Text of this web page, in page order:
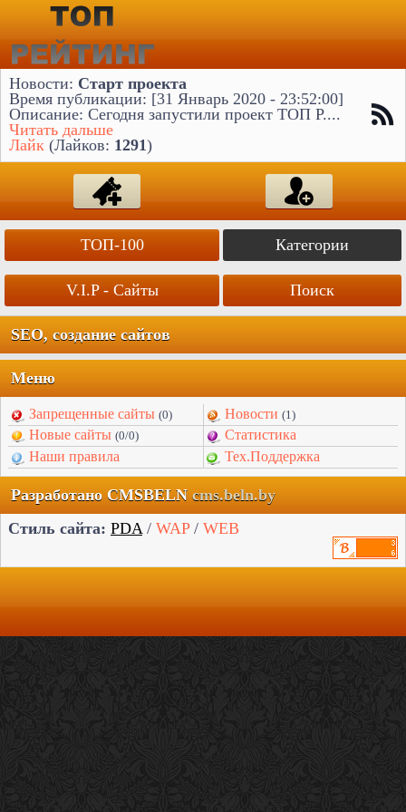
Новости: Старт проекта
Время публикации: [31 Январь 2020 - 23:52:00]
Описание: Сегодня запустили проект ТОП Р....
Читать дальше
Лайк (Лайков: 1291)
ТОП-100
V.I.P - Сайты
Категории
Поиск
SEO, создание сайтов
Меню
Запрещенные сайты (0) Новости (1)
Новые сайты (0/0)
Статистика
Наши правила
Тех.Поддержка
Разработано CMSBELN cms.beln.by
Стиль сайта: PDA/ WAP/ WEB